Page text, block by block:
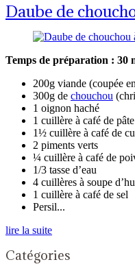
Daube de
Temps de
200g viande (coupée
300g de chouchou (
1 oignon haché
1 cuillère à café de pâte
1½ cuillère à café de
2 piments verts
¼ cuillère à café de
1/3 tasse d’eau
4 cuillères à soupe
1 cuillère à café de sel
Persil...
lire la suite
Catégories